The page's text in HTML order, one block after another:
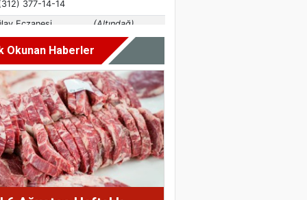
Okunan Haberler